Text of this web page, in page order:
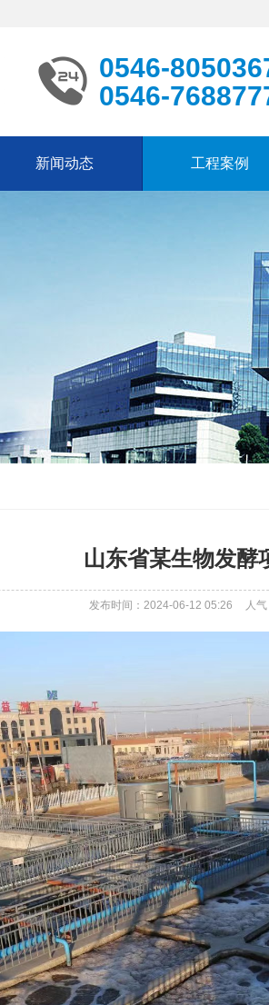
0546-
0546-
新闻动态 工程案例
山东省某生物发酵
发布时间：2024-06-12 05:26 人